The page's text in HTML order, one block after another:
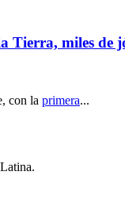
miles de
con la primera...